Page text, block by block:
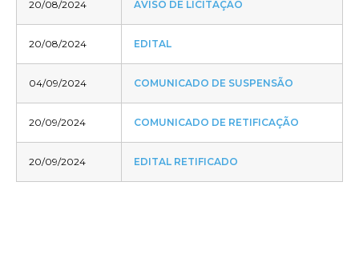
20/08/2024 AVISO DE LICITAÇÃO
20/08/2024 EDITAL
04/09/2024 COMUNICADO DE SUSPENSÃO
20/09/2024 COMUNICADO DE RETIFICAÇÃO
20/09/2024 EDITAL RETIFICADO